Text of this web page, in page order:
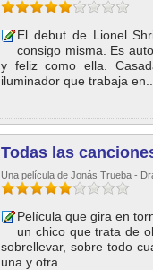
El debut de Lionel
consigo misma. Es
y feliz como ella.
iluminador que trabaja en...
Todas las
Una película de Jonás Trueba -
Película que gira en
un chico que trata de
sobrellevar, sobre todo
una y otra...